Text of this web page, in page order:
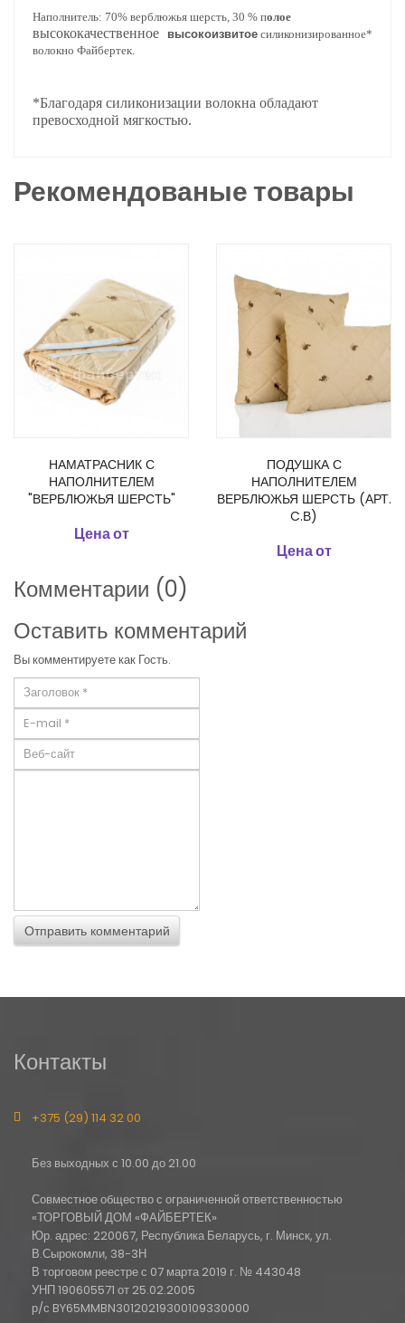
Наполнитель: 70% верблюжья шерсть, 30 % полое
высококачественное высокоизвитое силиконизированное*
волокно Файбертек.
*Благодаря силиконизации волокна обладают
превосходной мягкостью.
Рекомендованые товары
НАМАТРАСНИК С
НАПОЛНИТЕЛЕМ
"ВЕРБЛЮЖЬЯ ШЕРСТЬ"
Цена от
ПОДУШКА С
НАПОЛНИТЕЛЕМ
ВЕРБЛЮЖЬЯ ШЕРСТЬ (АРТ.
C.В)
Цена от
Комментарии (0)
Оставить комментарий
Вы комментируете как Гость.
Контакты
+375 (29) 114 32 00
Без выходных с 10.00 до 21.00
Совместное общество с ограниченной ответственностью
«ТОРГОВЫЙ ДОМ «ФАЙБЕРТЕК»
Юр. адрес: 220067, Республика Беларусь, г. Минск, ул.
В.Сырокомли, 38-3Н
В торговом реестре с 07 марта 2019 г. № 443048
УНП 190605571 от 25.02.2005
р/с BY65MMBN30120219300109330000